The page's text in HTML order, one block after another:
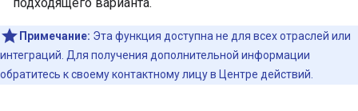
Примечание: Эта функция доступна не для всех отраслей или
интеграций. Для получения дополнительной информации
обратитесь к своему контактному лицу в Центре действий.